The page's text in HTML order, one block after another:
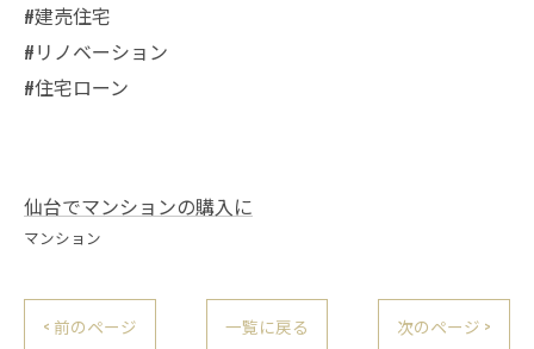
#建売住宅
#リノベーション
#住宅ローン
仙台でマンションの購入に
マンション
< 前のページ 一覧に戻る 次のページ >